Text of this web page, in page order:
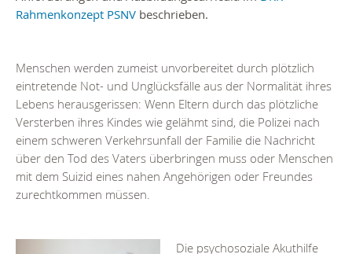
Rahmenkonzept PSNV beschrieben.
Menschen werden zumeist unvorbereitet durch plötzlich
eintretende Not- und Unglücksfälle aus der Normalität ihres
Lebens herausgerissen: Wenn Eltern durch das plötzliche
Versterben ihres Kindes wie gelähmt sind, die Polizei nach
einem schweren Verkehrsunfall der Familie die Nachricht
über den Tod des Vaters überbringen muss oder Menschen
mit dem Suizid eines nahen Angehörigen oder Freundes
zurechtkommen müssen.
Die psychosoziale Akuthilfe